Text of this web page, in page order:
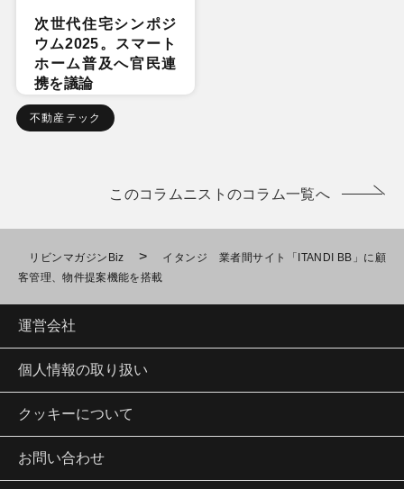
次世代住宅シンポジ
ウム2025。スマート
ホーム普及へ官民連
携を議論
不動産テック
このコラムニストのコラム一覧へ
リビンマガジンBiz >
イタンジ 業者間サイト「ITANDI BB」に顧
客管理、物件提案機能を搭載
運営会社
個人情報の取り扱い
クッキーについて
お問い合わせ